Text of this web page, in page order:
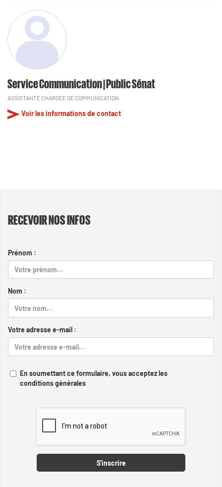
Service Communication | Public Sénat
ASSISTANTE CHARGÉE DE COMMUNICATION
Voir les informations de contact
RECEVOIR NOS INFOS
Prénom :
Nom :
Votre adresse e-mail :
En soumettant ce formulaire, vous acceptez les
conditions générales
S'inscrire